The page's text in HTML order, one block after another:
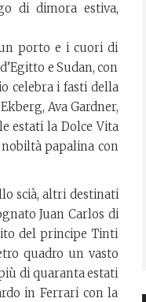
di dimora estiva,
porto e i cuori di
e Sudan, con
celebra i fasti della
Ava Gardner,
estati la Dolce Vita
papalina con
scià, altri destinati
Juan Carlos di
del principe Tinti
quadro un vasto
di quaranta estati
in Ferrari con la